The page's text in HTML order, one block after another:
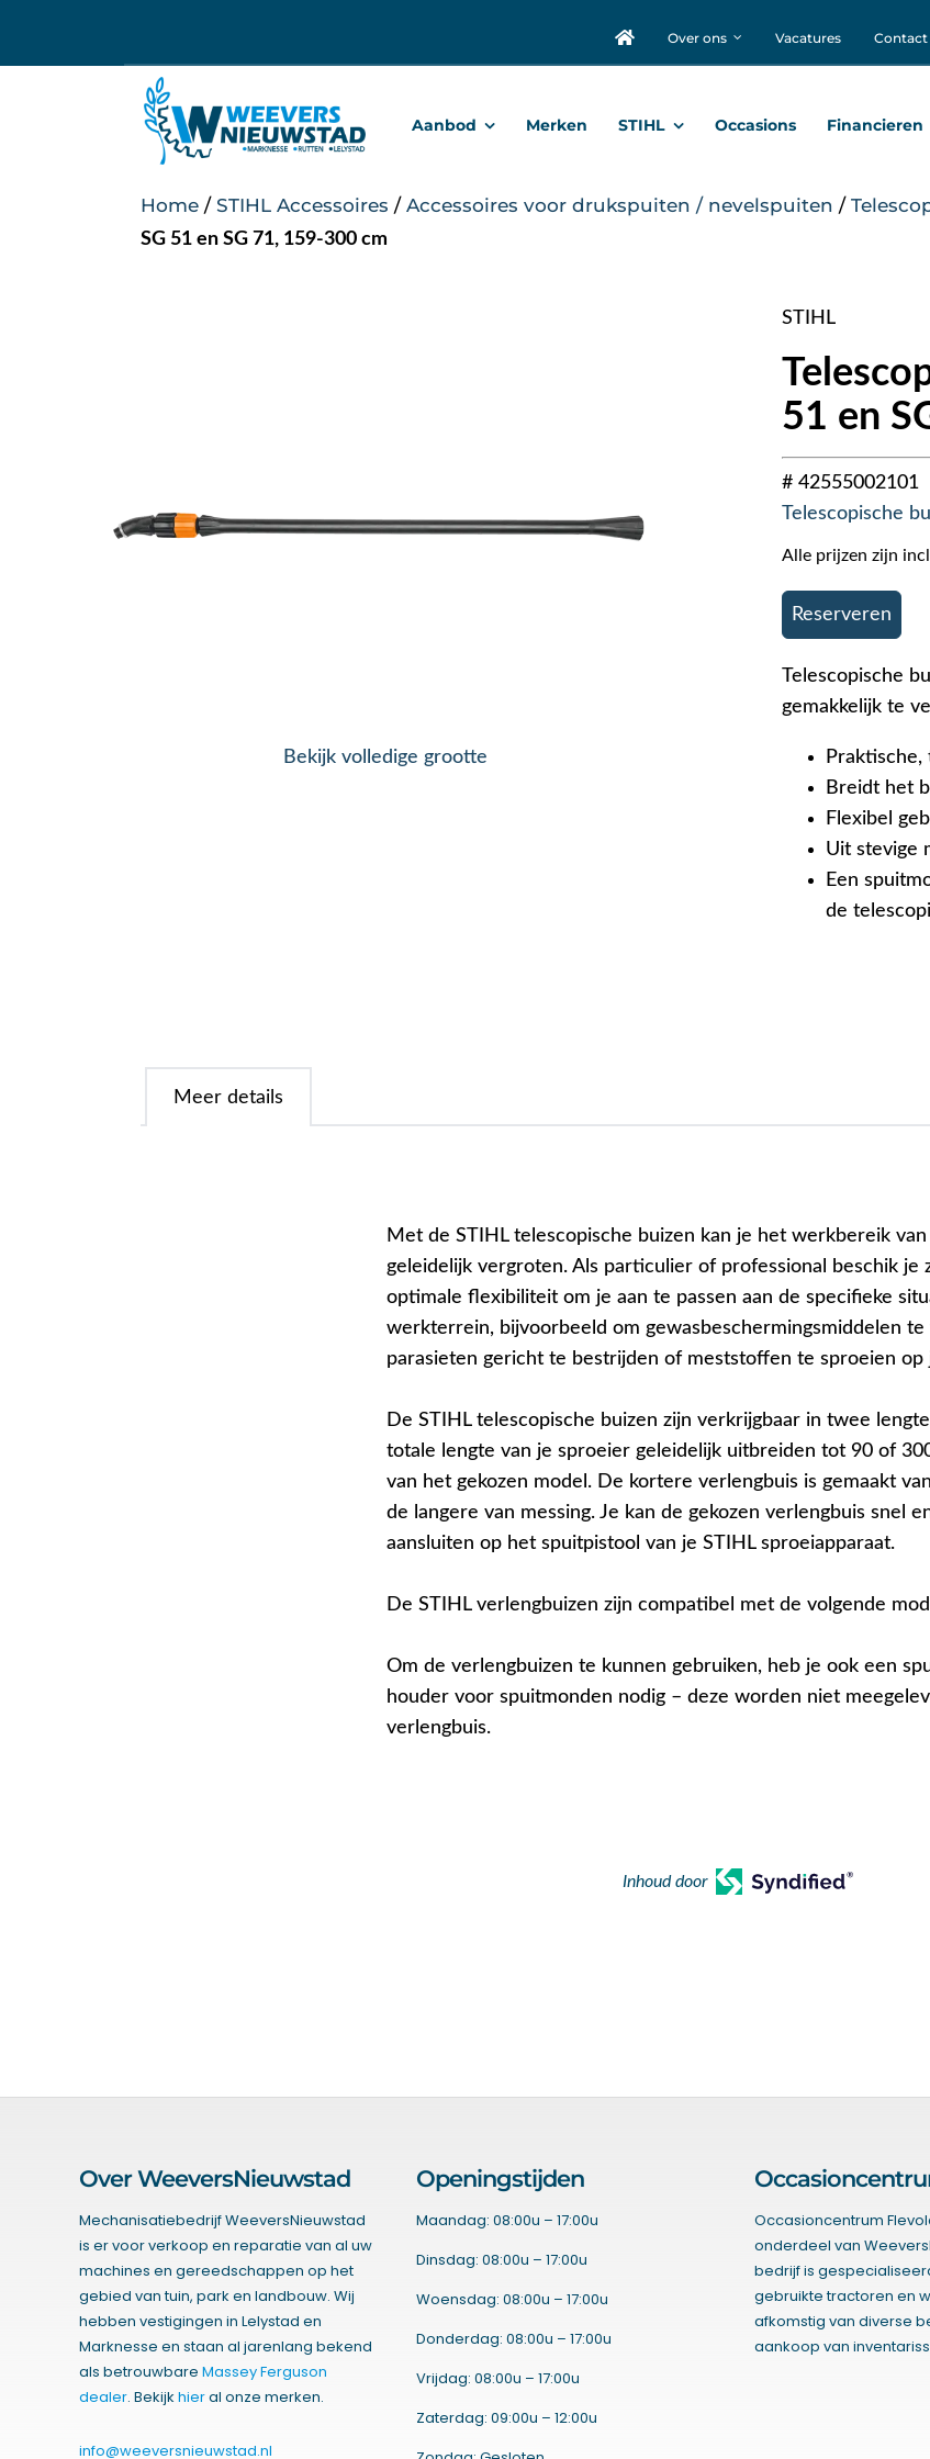
Over ons Vacatures Contact
Aanbod Merken STIHL Occasions Financieren
Home / STIHL Accessoires / Accessoires voor drukspuiten / nevelspuiten /
SG 51 en SG 71, 159-300 cm
Bekijk volledige grootte
STIHL
51 en
# 42555002101
Telescopische
Alle prijzen zijn
Reserveren
Telescopische
gemakkelijk te
Breidt het
Flexibel
Uit stevige
Een
de
Meer details
Met de STIHL telescopische buizen kan je het werkbereik
geleidelijk vergroten. Als particulier of professional beschik je
optimale flexibiliteit om je aan te passen aan de specifieke
werkterrein, bijvoorbeeld om gewasbeschermingsmiddelen te
parasieten gericht te bestrijden of meststoffen te sproeien op
De STIHL telescopische buizen zijn verkrijgbaar in twee
totale lengte van je sproeier geleidelijk uitbreiden tot 90 of
van het gekozen model. De kortere verlengbuis is gemaakt
de langere van messing. Je kan de gekozen verlengbuis snel
aansluiten op het spuitpistool van je STIHL sproeiapparaat.
De STIHL verlengbuizen zijn compatibel met de volgende
Om de verlengbuizen te kunnen gebruiken, heb je ook een
houder voor spuitmonden nodig – deze worden niet
verlengbuis.
Inhoud door
Over WeeversNieuwstad
Mechanisatiebedrijf WeeversNieuwstad
is er voor verkoop en reparatie van al uw
machines en gereedschappen op het
gebied van tuin, park en landbouw. Wij
hebben vestigingen in Lelystad en
Marknesse en staan al jarenlang bekend
als betrouwbare Massey Ferguson
dealer. Bekijkhieral onze merken.
info@weeversnieuwstad.nl
Openingstijden
Maandag: 08:00u – 17:00u
Dinsdag: 08:00u – 17:00u
Woensdag: 08:00u – 17:00u
Donderdag: 08:00u – 17:00u
Vrijdag: 08:00u – 17:00u
Zaterdag: 09:00u – 12:00u
Occasioncentrum
onderdeel van
bedrijf is
gebruikte tractoren en
afkomstig van diverse
aankoop van